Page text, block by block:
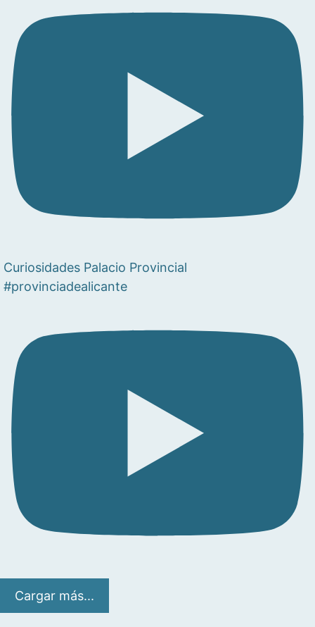
Curiosidades Palacio Provincial
#provinciadealicante
Cargar más...